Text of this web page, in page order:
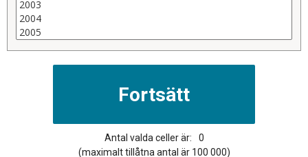
Antal valda celler är:
0
(maximalt tillåtna antal är 100 000)